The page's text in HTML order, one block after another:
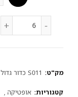
מק"ט: S011 כדור גדול
קטגוריות: אופטיקה ,